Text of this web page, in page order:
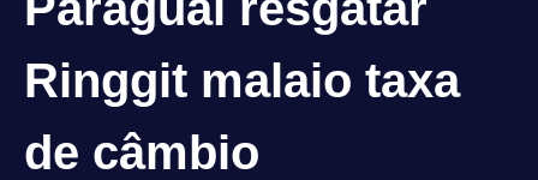
Ringgit malaio taxa
de câmbio